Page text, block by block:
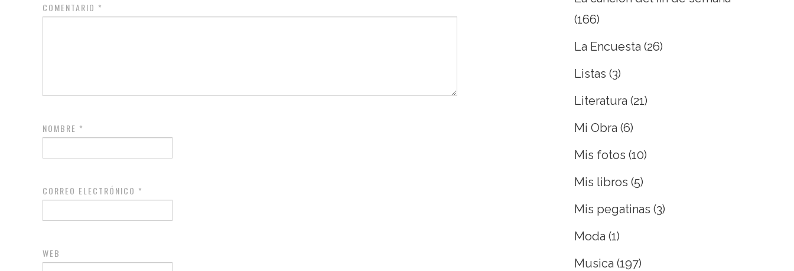
COMENTARIO *
NOMBRE *
CORREO ELECTRÓNICO *
WEB
(166)
La Encuesta (26)
Listas (3)
Literatura (21)
Mi Obra (6)
Mis fotos (10)
Mis libros (5)
Mis pegatinas (3)
Moda (1)
Musica (197)